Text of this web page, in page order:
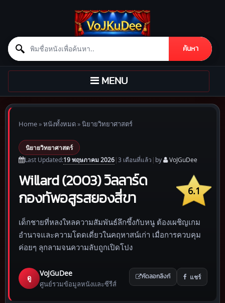
Search for:
ค้นหา
Skip to content
TOGGLE
NAVIGATION
MENU
Home»หนังทั้งหมด»นิยายวิทยาศาสตร์
นิยายวิทยาศาสตร์
Last Updated:19 พฤษภาคม 2026|3 เดือนที่แล้ว | by VoJGuDee
6.1
Willard (2003) วิลลาร์ด
กองทัพอสูรสยองสี่ขา
เด็กชายที่หลงใหลความสัมพันธ์ลึกซึ้งกับหนู ต้องเผชิญเกม
อำนาจและความโดดเดี่ยวในคฤหาสน์เก่า เมื่อการควบคุม
ค่อยๆ ลุกลามจนความลับถูกเปิดโปง
ดู
VoJGuDee
ศูนย์รวมข้อมูลหนังและซีรีส์
คัดลอกลิงก์ แชร์